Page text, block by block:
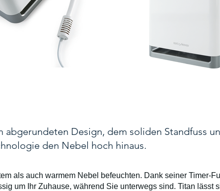
Design, dem soliden Standfuss
den Nebel hoch hinaus.
als auch warmem Nebel befeuchten. Dank seiner Timer-
um Ihr Zuhause, während Sie unterwegs sind. Titan lässt